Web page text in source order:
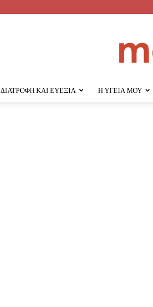
ΔΙΑΤΡΟΦΉ ΚΑΙ ΕΥΕΞΊΑ Η ΥΓΕΊΑ ΜΟΥ